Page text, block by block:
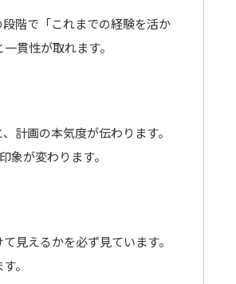
階で「これまでの経験を活か
貫性が取れます。
計画の本気度が伝わります。
が変わります。
見えるかを必ず見ています。
。